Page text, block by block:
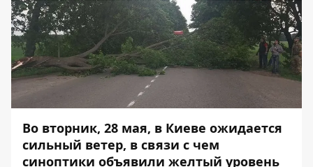
Во вторник, 28 мая, в Киеве ожидается
сильный ветер, в связи с чем
синоптики объявили желтый уровень